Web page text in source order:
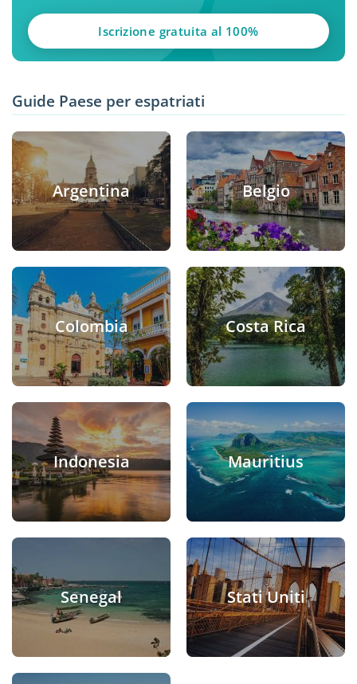
Iscrizione gratuita al 100%
Guide Paese per espatriati
Argentina Belgio
Colombia Costa Rica
Indonesia Mauritius
Senegal Stati Uniti